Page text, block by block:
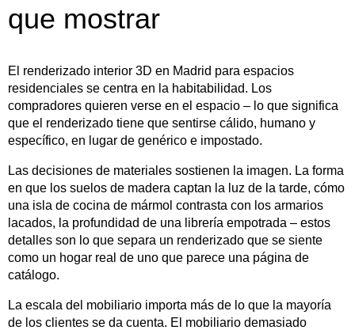
que mostrar
El renderizado interior 3D en Madrid para espacios
residenciales se centra en la habitabilidad. Los
compradores quieren verse en el espacio – lo que significa
que el renderizado tiene que sentirse cálido, humano y
específico, en lugar de genérico e impostado.
Las decisiones de materiales sostienen la imagen. La forma
en que los suelos de madera captan la luz de la tarde, cómo
una isla de cocina de mármol contrasta con los armarios
lacados, la profundidad de una librería empotrada – estos
detalles son lo que separa un renderizado que se siente
como un hogar real de uno que parece una página de
catálogo.
La escala del mobiliario importa más de lo que la mayoría
de los clientes se da cuenta. El mobiliario demasiado